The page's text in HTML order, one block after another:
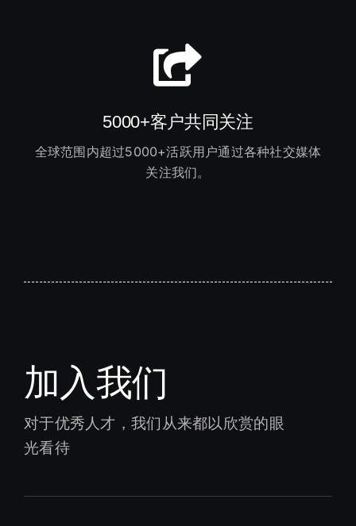
5000+客户共同关注
全球范围内超过5000+活跃用户通过各种社交媒体
关注我们。
加入我们
对于优秀人才，我们从来都以欣赏的眼
光看待